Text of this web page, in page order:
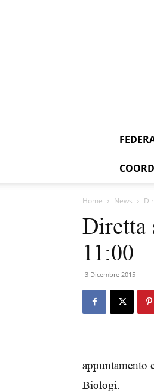
Home News
Diretta
11:00
3 Dicembre 2015
appuntamento
Biologi.